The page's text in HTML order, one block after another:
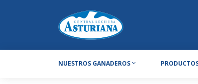
NUESTROS GANADEROS